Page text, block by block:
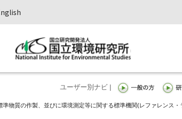
ユーザー別ナビ |
準物質の作製、並びに環境測定等に関する標準機関(レファレンス・